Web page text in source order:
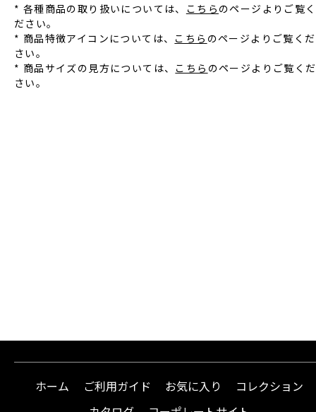
* 各種商品の取り扱いについては、 こちら のページよりご覧く
ださい。
* 商品特徴アイコンについては、 こちら のページよりご覧くだ
さい。
* 商品サイズの見方については、 こちら のページよりご覧くだ
さい。
ホーム ご利用ガイド お気に入り
コレクション